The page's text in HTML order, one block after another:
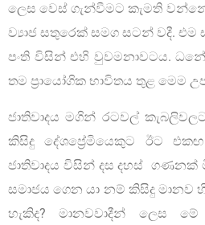
ලෙස වෙස් ගැන්වීමට කැමති
ව්‍යාජ සතුරෙක් සමග සටන් වදී. එම
පංති විසින් එහි වුවමනාවටය.
තම ප්‍රායෝගික භාවිතය තුළ මෙම
ජාතිවාදය මගින් රටවල්
කිසිදු දේශප්‍රේමියෙකුට ඊට
ජාතිවාදය විසින් දස දහස් ගණනක්
සමාජය ගෙන යා නම් කිසිදු මානව
හැකිද? මානවවාදීන් ලෙස මේ